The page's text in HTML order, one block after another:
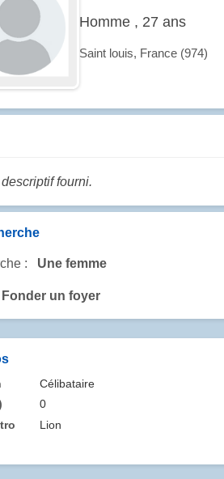
Homme , 27 ans
Saint louis, France (974)
fourni.
: Une femme
Fonder un foyer
Célibataire
0
Lion